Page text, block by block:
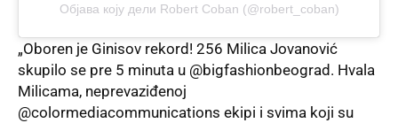
Објава коју дели Robert Coban (@robert_coban)
„Oboren je Ginisov rekord! 256 Milica Jovanović
skupilo se pre 5 minuta u @bigfashionbeograd. Hvala
Milicama, neprevaziđenoj
@colormediacommunications ekipi i svima koji su